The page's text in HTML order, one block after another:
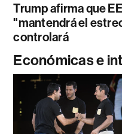
Trump afirma que
"mantendrá el
controlará
Económicas e